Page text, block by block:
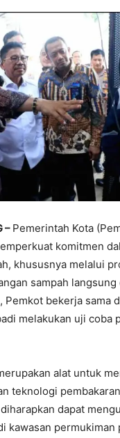
– Pemerintah Kota
komitmen
khususnya melalui
sampah langsung
Pemkot bekerja sama
melakukan uji coba
alat untuk
teknologi
dapat
kawasan permukiman